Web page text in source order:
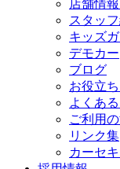
店舗情
スタッ
キッズ
デモカー
ブログ
お役立
よくあ
ご利用
リンク集
カーセ